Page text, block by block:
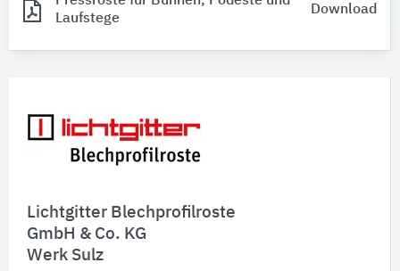
Lichtgitter Blechprofilroste
GmbH & Co. KG
Werk Sulz
Laufstege
Download